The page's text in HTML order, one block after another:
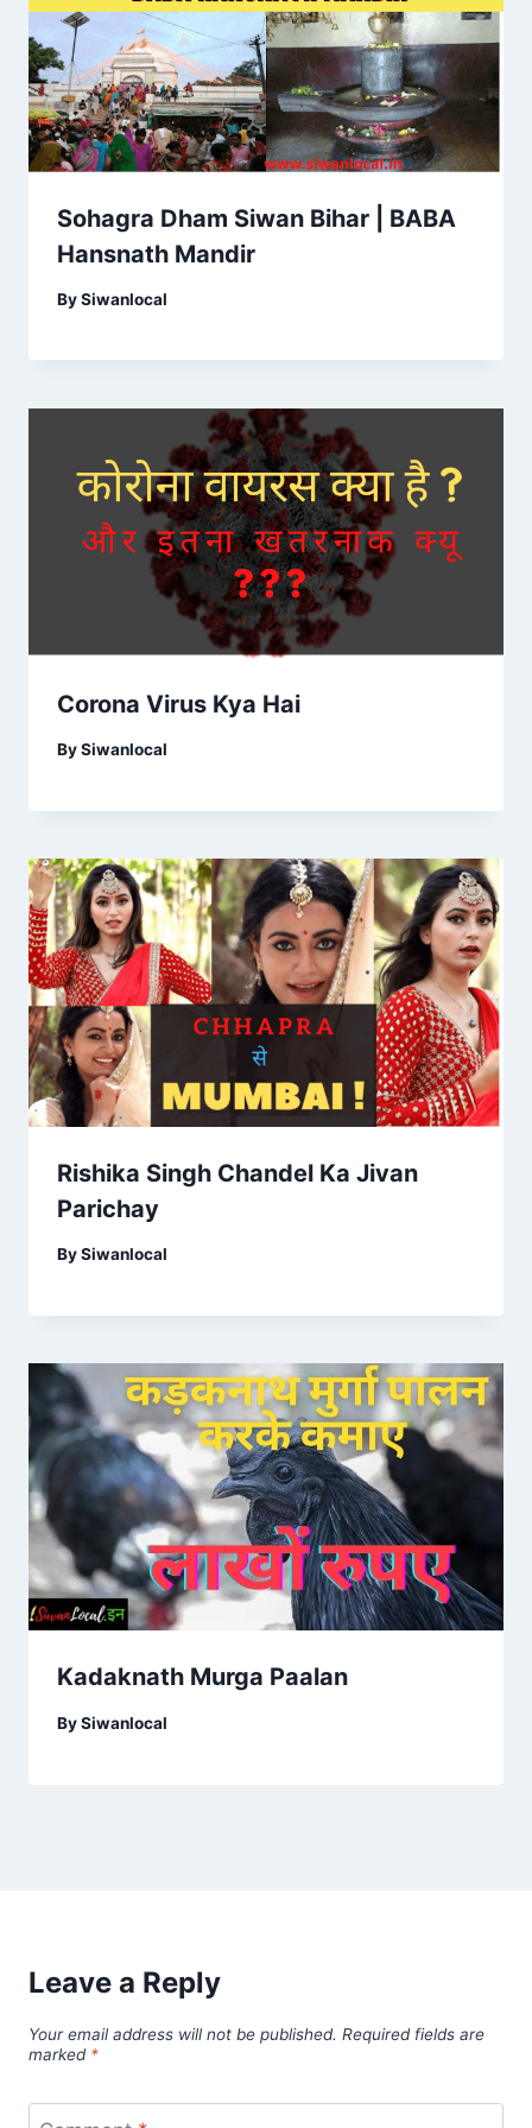
Sohagra Dham Siwan Bihar | BABA
Hansnath Mandir
BySiwanlocal
Corona Virus Kya Hai
BySiwanlocal
Rishika Singh Chandel Ka Jivan
Parichay
BySiwanlocal
Kadaknath Murga Paalan
BySiwanlocal
Leave a Reply
Your email address will not be published. Required fields are
marked *